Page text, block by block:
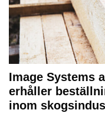
Image Systems
erhåller
inom